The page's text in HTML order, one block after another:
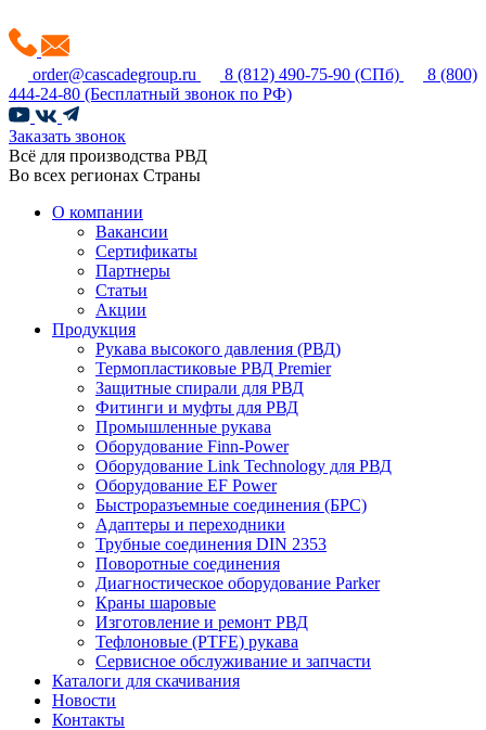
order@cascadegroup.ru 8 (812) 490-75-90 (СПб)
8 (800)
444-24-80 (Бесплатный звонок по РФ)
Заказать звонок
Всё для производства РВД
Во всех регионах Страны
О компании
Вакансии
Сертификаты
Партнеры
Статьи
Акции
Продукция
Рукава высокого давления (РВД)
Термопластиковые РВД Premier
Защитные спирали для РВД
Фитинги и муфты для РВД
Промышленные рукава
Оборудование Finn-Power
Оборудование Link Technology для РВД
Оборудование EF Power
Быстроразъемные соединения (БРС)
Адаптеры и переходники
Трубные соединения DIN 2353
Поворотные соединения
Диагностическое оборудование Parker
Краны шаровые
Изготовление и ремонт РВД
Тефлоновые (PTFE) рукава
Сервисное обслуживание и запчасти
Каталоги для скачивания
Новости
Контакты